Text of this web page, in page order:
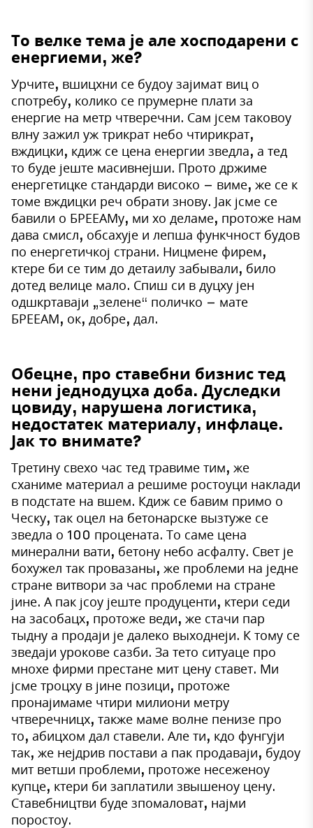
То велке тема је але хосподарени с
енергиеми, же?
Урчите, вшицхни се будоу зајимат виц о
спотребу, колико се прумерне плати за
енергие на метр чтверечни. Сам јсем таковоу
влну зажил уж трикрат небо чтирикрат,
вждицки, кдиж се цена енергии зведла, а тед
то буде јеште масивнејши. Прото држиме
енергетицке стандарди високо – виме, же се к
томе вждицки реч обрати знову. Јак јсме се
бавили о БРЕЕАМу, ми хо деламе, протоже нам
дава смисл, обсахује и лепша функчност будов
по енергетичкој страни. Ницмене фирем,
ктере би се тим до детаилу забывали, било
дотед велице мало. Спиш си в дуцху јен
одшкртаваји „зелене“ поличко – мате
БРЕЕАМ, ок, добре, дал.
Обецне, про ставебни бизнис тед
нени једнодуцха доба. Дуследки
цовиду, нарушена логистика,
недостатек материалу, инфлаце.
Јак то внимате?
Третину свехо час тед травиме тим, же
сханиме материал а решиме ростоуци наклади
в подстате на вшем. Кдиж се бавим примо о
Ческу, так оцел на бетонарске вызтуже се
зведла о 100 процената. То саме цена
минерални вати, бетону небо асфалту. Свет је
бохужел так провазаны, же проблеми на једне
стране витвори за час проблеми на стране
јине. А пак јсоу јеште продуценти, ктери седи
на засобацх, протоже веди, же стачи пар
тыдну а продаји је далеко выходнеји. К тому се
зведаји урокове сазби. За тето ситуаце про
мнохе фирми престане мит цену ставет. Ми
јсме троцху в јине позици, протоже
пронајимаме чтири милиони метру
чтверечницх, также маме волне пенизе про
то, абицхом дал ставели. Але ти, кдо фунгуји
так, же нејдрив постави а пак продаваји, будоу
мит ветши проблеми, протоже несеженоу
купце, ктери би заплатили звышеноу цену.
Ставебництви буде зпомаловат, најми
поростоу.